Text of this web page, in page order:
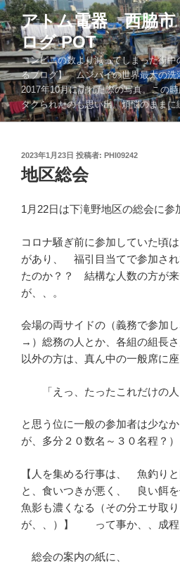
コ
ン
テ
ン
ツ
へ
ス
キ
アトム電器 西脇
ログ POT
コンビニの数より減ってしまった街
るブログ】 ムンバイの世界最大の洗
2017年10月に訪れた際の写真。この
タクられたのも思い出。煩悩のままに
投
稿
日:
2023年1月23日 投稿者: PHI09242
地区総会
1月22日は下滝野地区の総会に参
コロナ騒ぎ前に参加していた頃
があり、 福引目当てで参加さ
たのか？？ 結構な人数の方が
が、、。
会場の両サイドの（義務で参加
→）総務の人とか、各組の組長
以外の方は、真ん中の一般席に座
「えっ、たったこれだけの人
と思う位に一般の参加者は少な
が、多分２０数名～３０名程？）
【人を集める行事は、 魚釣り
と、食いつきが悪く、 良い餌を
魚影も濃くなる（その分エサ取
が、、）】 って事か、、成程
総会の案内の紙に、